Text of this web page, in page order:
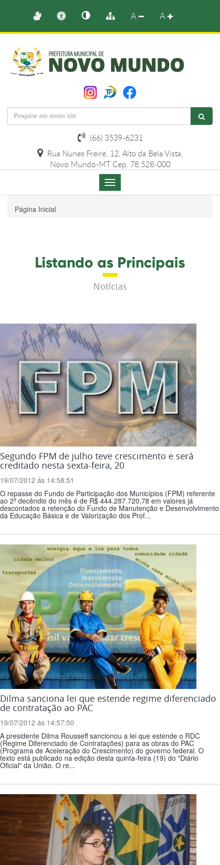
A A
(66) 3539-6231
Rua Nunes Freire, 12, Alto da Bela Vista,
Novo Mundo-MT Cep. 78.528-000
Menu
de
Página Inicial
Listando as Principais
Notícias
Segundo FPM de julho teve crescimento e será
creditado nesta sexta-feira, 20
19/07/2012 ás 14:58:51
O repasse do Fundo de Participação dos Municípios (FPM) referente
ao 2º decêndio do mês é de R$ 444.287.720,78 em valores já
descontados a retenção do Fundo de Manutenção e Desenvolvimento
da Educação Básica e de Valorização dos Prof...
Dilma sanciona lei que estende regime diferenciado
de contratação ao PAC
19/07/2012 ás 14:57:50
A presidente Dilma Rousseff sancionou a lei que estende o RDC
(Regime Diferenciado de Contratações) para as obras do PAC
(Programa de Aceleração do Crescimento) do governo federal. O
texto está publicado na edição desta quinta-feira (19) do "Diário
Oficial" da União. O re...